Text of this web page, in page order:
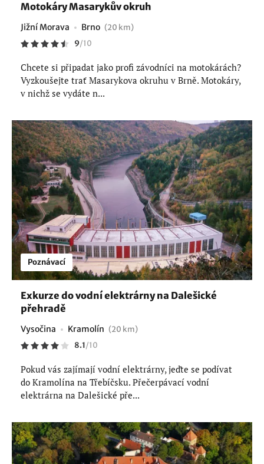
Motokáry Masarykův okruh
Jižní Morava Brno (20 km)
9/10
Chcete si připadat jako profi závodníci na motokárách?
Vyzkoušejte trať Masarykova okruhu v Brně. Motokáry,
v nichž se vydáte n...
Poznávací
Exkurze do vodní elektrárny na Dalešické
přehradě
Vysočina Kramolín (20 km)
8.1/10
Pokud vás zajímají vodní elektrárny, jeďte se podívat
do Kramolína na Třebíčsku. Přečerpávací vodní
elektrárna na Dalešické pře...